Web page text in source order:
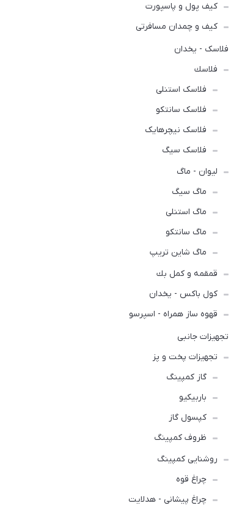
کیف پول و پاسپورت
کیف و چمدان مسافرتی
فلاسک - یخدان
فلاسك
فلاسک استنلی
فلاسک سانتکو
فلاسک نیچرهایک
فلاسک سیگ
لیوان - ماگ
ماگ سیگ
ماگ استنلی
ماگ سانتکو
ماگ شاین تریپ
قمقمه و كمل بك
کول باکس - یخدان
قهوه ساز همراه - اسپرسو
تجهیزات جانبی
تجهیزات پخت و پز
گاز کمپینگ
باربیکیو
کپسول گاز
ظروف کمپینگ
روشنایی کمپینگ
چراغ قوه
چراغ پیشانی - هدلایت